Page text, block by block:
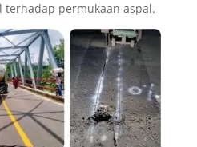
permukaan aspal.